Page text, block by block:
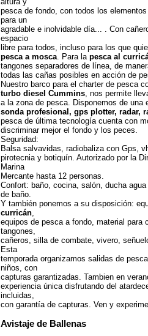
pesca de fondo, con todos los
para un
agradable e inolvidable día... . Con
espacio
libre para todos, incluso para los que
pesca a mosca. Para la pesca al
tangones separadores de línea, de
todas las cañas posibles en acción de
Nuestro barco para el charter de pesca
turbo diesel Cummins, nos permite
a la zona de pesca. Disponemos de una
sonda profesional, gps plotter, radar,
pesca de última tecnología cuenta con
discriminar mejor el fondo y los peces.
Seguridad:
Balsa salvavidas, radiobaliza con Gps,
pirotecnia y botiquín. Autorizado por la
Marina
Mercante hasta 12 personas.
Confort: baño, cocina, salón, ducha
de baño.
Y también ponemos a su disposición:
curricán,
equipos de pesca a fondo, material para
tangones,
cañeros, silla de combate, vivero,
Esta
temporada organizamos salidas de
niños, con
capturas garantizadas. Tambien en
experiencia única disfrutando del
incluidas,
con garantía de capturas. Ven y
Avistaje de Ballenas